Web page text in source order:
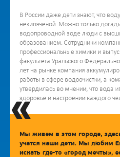
В России даже дети знают, что
некипяченой. Можно только
водопроводной воде люди с
образованием. Сотрудники
профессиональные химики и
факультета Уральского
лет на рынке компания
работы в сфере водоочистки, а
утвердилась во мнении, что вода
здоровье и настроении каждого
«
Мы живем в этом городе,
учатся наши дети. Мы любим
искать где-то «город мечты»,